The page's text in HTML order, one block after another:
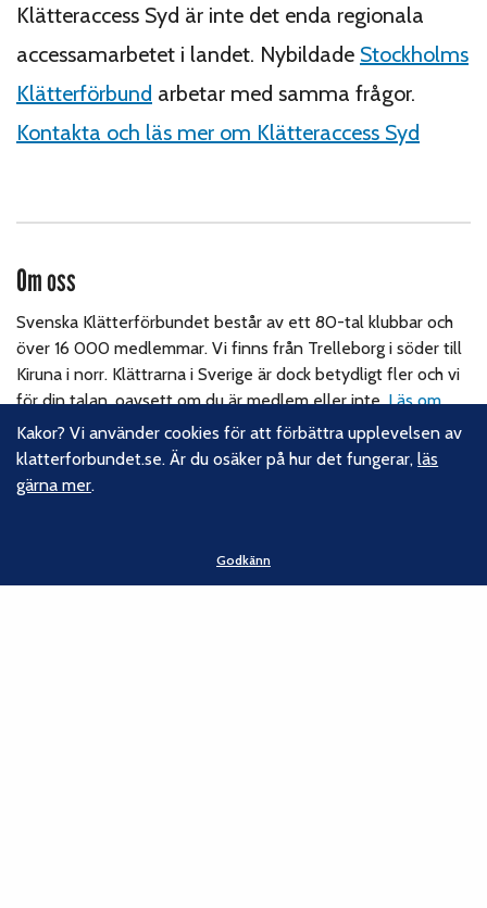
Klätteraccess Syd är inte det enda regionala
accessamarbetet i landet. Nybildade Stockholms
Klätterförbund arbetar med samma frågor.
Kontakta och läs mer om Klätteraccess Syd
Om oss
Svenska Klätterförbundet består av ett 80-tal klubbar och
över 16 000 medlemmar. Vi finns från Trelleborg i söder till
Kiruna i norr. Klättrarna i Sverige är dock betydligt fler och vi
för din talan, oavsett om du är medlem eller inte.Läs om
vårt hållbarhetsarbete.
Följ oss
Linkedin
Kakor? Vi använder cookies för att förbättra upplevelsen av
klatterforbundet.se. Är du osäker på hur det fungerar,läs
gärna mer.
Godkänn